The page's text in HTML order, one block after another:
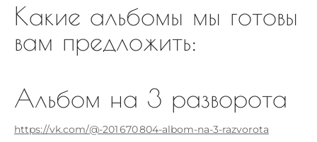
Какие альбомы мы готовы
вам предложить:
Альбом на 3 разворота
https://vk.com/@-201 670 804-albom-na-3-razvorota